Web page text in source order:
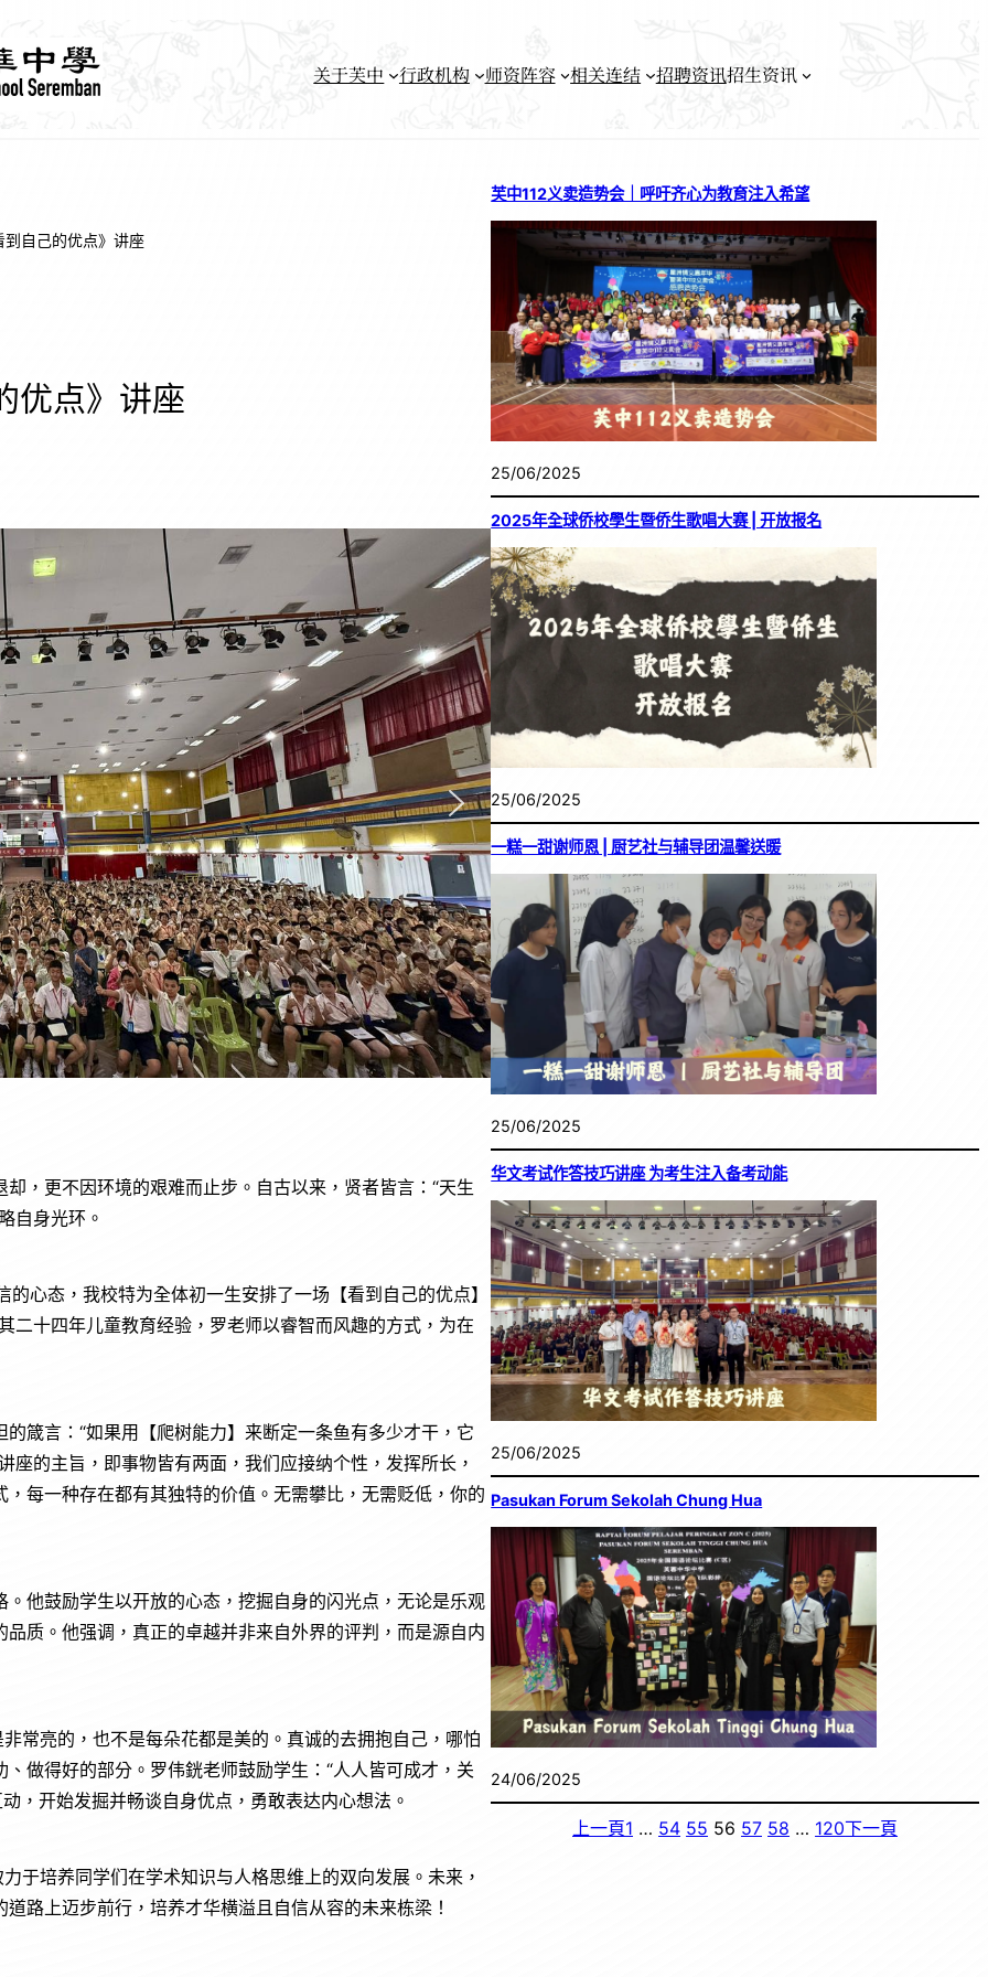
关于芙中 行政机构 师资阵容 相关连结 招聘资讯招生资讯
到自己的优点》讲座
优点》讲座
，更不因环境的艰难而止步。自古以来，贤者皆言：“天生
自身光环。
心态，我校特为全体初一生安排了一场【看到自己的优点】
二十四年儿童教育经验，罗老师以睿智而风趣的方式，为在
箴言：“如果用【爬树能力】来断定一条鱼有多少才干，它
的主旨，即事物皆有两面，我们应接纳个性，发挥所长，
每一种存在都有其独特的价值。无需攀比，无需贬低，你的
他鼓励学生以开放的心态，挖掘自身的闪光点，无论是乐观
质。他强调，真正的卓越并非来自外界的评判，而是源自内
常亮的，也不是每朵花都是美的。真诚的去拥抱自己，哪怕
做得好的部分。罗伟銧老师鼓励学生：“人人皆可成才，关
，开始发掘并畅谈自身优点，勇敢表达内心想法。
于培养同学们在学术知识与人格思维上的双向发展。未来，
路上迈步前行，培养才华横溢且自信从容的未来栋梁！
芙中112义卖造势会｜呼吁齐心为教育注入希望
25/06/2025
2025年全球侨校學生暨侨生歌唱大赛 | 开放报名
25/06/2025
一糕一甜谢师恩 | 厨艺社与辅导团温馨送暖
25/06/2025
华文考试作答技巧讲座 为考生注入备考动能
25/06/2025
Pasukan Forum Sekolah Chung Hua
24/06/2025
上一頁1 … 54 55 56 57 58 … 120下一頁